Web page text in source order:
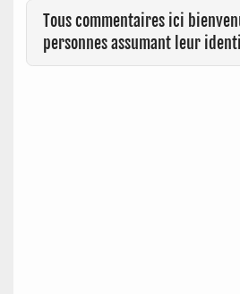
Tous commentaires ici
personnes assumant leur